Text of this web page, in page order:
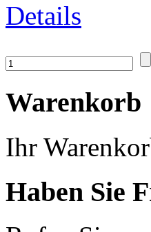
Details
Warenkorb
Ihr
Haben Sie